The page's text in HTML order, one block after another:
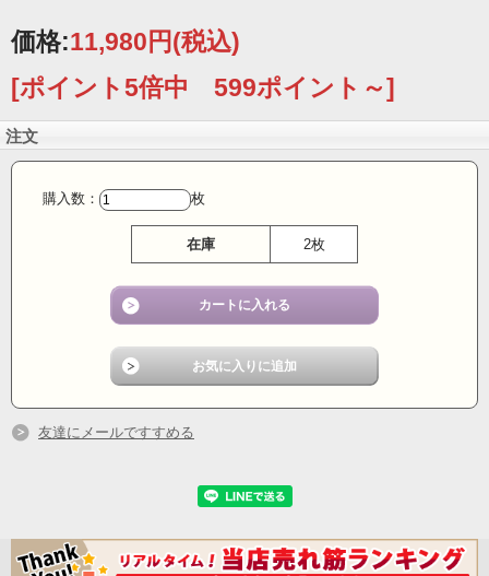
リバーシブルで両面お召しいただけます。身頃もお袖も２重です。
【ウォッシャブルシルク100％】
シルクならではの柔らかい肌触りと軽い風合いが魅力です。
しかも、手洗いができてお手入れもラク！通常のインナーのように気軽に着用
■保温性と通気性に優れたシルクは、外気の変化と体温のバランスを適度に
コントロールしてくれて、夏は涼しく冬は暖かい素材です。さらに汗や老廃物
ムレないし優れたデオドラント効果もシルクの魅力です。
■普段から肌が弱いのでシルクの下着を着けています。これはインナーとして使
温かいし汚れはすぐに落ちるし軽い。肌に刺激も少なく大変重宝しています。
れると
として利用しています今までのインナーの中で一番のお気に入りになりました
。もちろんカットソーとしても！
価格:11,980円(税込)
[ポイント5倍中 599ポイント～]
注文
購入数： 枚
在庫 2枚
友達にメールですすめる